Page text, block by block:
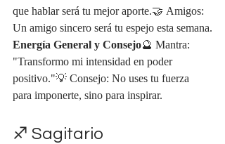
que hablar será tu mejor aporte.🤝 Amigos:
Un amigo sincero será tu espejo esta semana.
Energía General y Consejo🔮 Mantra:
"Transformo mi intensidad en poder
positivo."💡 Consejo: No uses tu fuerza
para imponerte, sino para inspirar.
♐ Sagitario